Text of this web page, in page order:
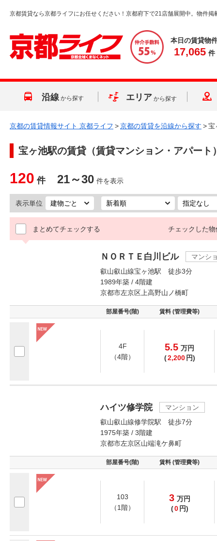
京都賃貸なら京都ライフにお任せください！京都府下で21店舗展開中。物件掲
本日の賃貸物
17,065 件
沿線 から探す エリア から探す
京都の賃貸情報サイト 京都ライフ >京都の賃貸を沿線から探す >宝
宝ヶ池駅の賃貸（賃貸マンション・アパート
120 件 21～30 件を表示
表示単位
まとめてチェックする チェックした物
ＮＯＲＴＥ白川ビル
マンシ
叡山叡山線宝ヶ池駅 徒歩3分
1989年築 / 4階建
京都市左京区上高野山ノ橋町
部屋番号(階) 賃料 (管理費等)
4F
（4階）
5.5 万円
(2,200 円)
ハイツ修学院
マンション
叡山叡山線修学院駅 徒歩7分
1975年築 / 3階建
京都市左京区山端滝ケ鼻町
部屋番号(階) 賃料 (管理費等)
103
（1階）
3 万円
(0 円)